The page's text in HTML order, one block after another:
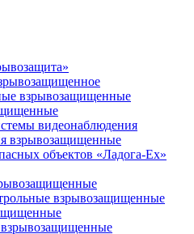
взрывозащищенные
видеонаблюдения
взрывозащищенные
объектов «Ладога-Ex»
взрывозащищенные